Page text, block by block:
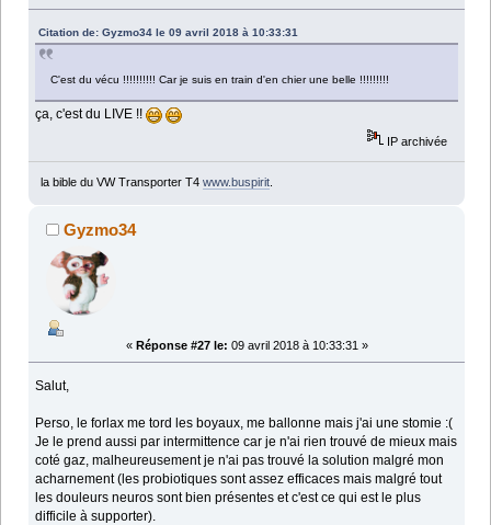
Citation de: Gyzmo34 le 09 avril 2018 à 10:33:31
C'est du vécu !!!!!!!!!! Car je suis en train d'en chier une belle !!!!!!!!!
ça, c'est du LIVE !!
IP archivée
la bible du VW Transporter T4 www.buspirit.
Gyzmo34
« Réponse #27 le: 09 avril 2018 à 10:33:31 »
Salut,
Perso, le forlax me tord les boyaux, me ballonne mais j'ai une stomie :(
Je le prend aussi par intermittence car je n'ai rien trouvé de mieux mais
coté gaz, malheureusement je n'ai pas trouvé la solution malgré mon
acharnement (les probiotiques sont assez efficaces mais malgré tout
les douleurs neuros sont bien présentes et c'est ce qui est le plus
difficile à supporter).